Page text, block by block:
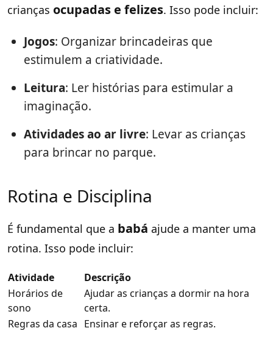
crianças ocupadas e felizes. Isso pode incluir:
Jogos: Organizar brincadeiras que
estimulem a criatividade.
Leitura: Ler histórias para estimular a
imaginação.
Atividades ao ar livre: Levar as crianças
para brincar no parque.
Rotina e Disciplina
É fundamental que a babá ajude a manter uma
rotina. Isso pode incluir:
Atividade
Descrição
Horários de
sono
Ajudar as crianças a dormir na hora
certa.
Regras da casa Ensinar e reforçar as regras.